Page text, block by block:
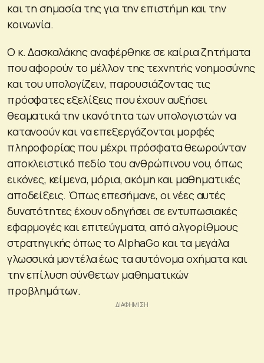
και τη σημασία της για την επιστήμη και την
κοινωνία.
Ο κ. Δασκαλάκης αναφέρθηκε σε καίρια ζητήματα
που αφορούν το μέλλον της τεχνητής νοημοσύνης
και του υπολογίζειν, παρουσιάζοντας τις
πρόσφατες εξελίξεις που έχουν αυξήσει
θεαματικά την ικανότητα των υπολογιστών να
κατανοούν και να επεξεργάζονται μορφές
πληροφορίας που μέχρι πρόσφατα θεωρούνταν
αποκλειστικό πεδίο του ανθρώπινου νου, όπως
εικόνες, κείμενα, μόρια, ακόμη και μαθηματικές
αποδείξεις. Όπως επεσήμανε, οι νέες αυτές
δυνατότητες έχουν οδηγήσει σε εντυπωσιακές
εφαρμογές και επιτεύγματα, από αλγορίθμους
στρατηγικής όπως το AlphaGo και τα μεγάλα
γλωσσικά μοντέλα έως τα αυτόνομα οχήματα και
την επίλυση σύνθετων μαθηματικών
προβλημάτων.